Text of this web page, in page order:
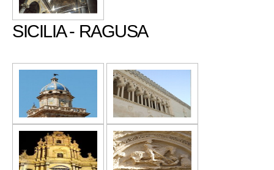
SICILIA - RAGUSA